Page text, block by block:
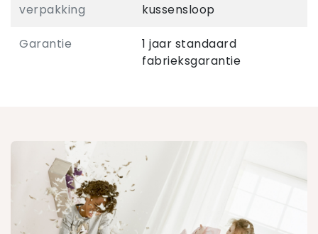
verpakking
kussensloop
Garantie
1 jaar standaard
fabrieksgarantie